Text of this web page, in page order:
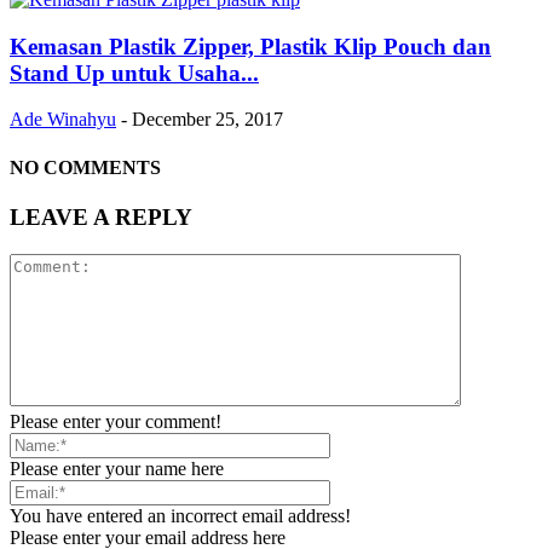
Kemasan Plastik Zipper, Plastik Klip Pouch dan
Stand Up untuk Usaha...
Ade Winahyu - December 25, 2017
NO COMMENTS
LEAVE A REPLY
Please enter your comment!
Please enter your name here
You have entered an incorrect email address!
Please enter your email address here